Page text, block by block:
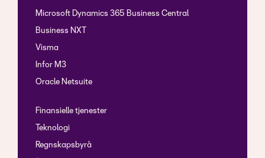
Microsoft Dynamics 365 Business Central
Business NXT
Visma
Infor M3
Oracle Netsuite
Finansielle tjenester
Teknologi
Regnskapsbyrå